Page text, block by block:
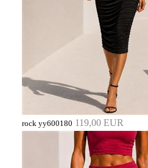
rock yy600180 119,00 EUR